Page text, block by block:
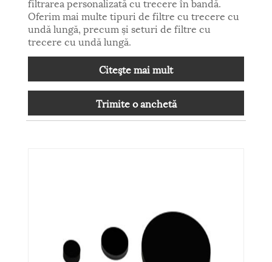
Oferim mai multe tipuri de filtre cu trecere cu
undă lungă, precum și seturi de filtre cu
trecere cu undă lungă.
Citeşte mai mult
Trimite o anchetă